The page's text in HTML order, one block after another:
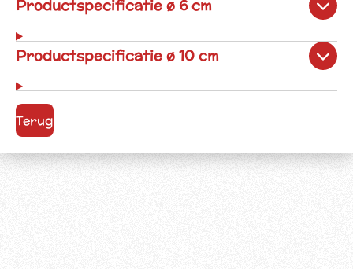
Productspecificatie ø 6 cm
Productspecificatie ø 10 cm
Terug